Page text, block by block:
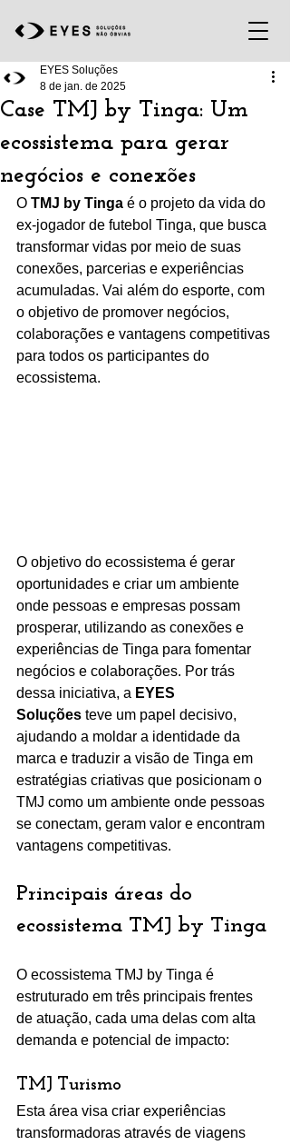
Case TMJ by Tinga: Um
ecossistema para gerar
negócios e conexões
EYES Soluções
8 de jan. de 2025
O TMJ by Tinga é o projeto da vida do
ex-jogador de futebol Tinga, que busca
transformar vidas por meio de suas
conexões, parcerias e experiências
acumuladas. Vai além do esporte, com
o objetivo de promover negócios,
colaborações e vantagens competitivas
para todos os participantes do
ecossistema.
O objetivo do ecossistema é gerar
oportunidades e criar um ambiente
onde pessoas e empresas possam
prosperar, utilizando as conexões e
experiências de Tinga para fomentar
negócios e colaborações. Por trás
dessa iniciativa, a EYES
Soluções teve um papel decisivo,
ajudando a moldar a identidade da
marca e traduzir a visão de Tinga em
estratégias criativas que posicionam o
TMJ como um ambiente onde pessoas
se conectam, geram valor e encontram
vantagens competitivas.
Principais áreas do
ecossistema TMJ by Tinga
O ecossistema TMJ by Tinga é
estruturado em três principais frentes
de atuação, cada uma delas com alta
demanda e potencial de impacto:
TMJ Turismo
Esta área visa criar experiências
transformadoras através de viagens